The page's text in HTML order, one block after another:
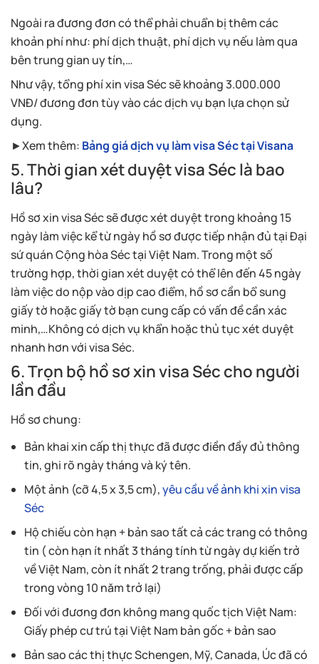
Ngoài ra đương đơn có thể phải chuẩn bị thêm các
khoản phí như: phí dịch thuật, phí dịch vụ nếu làm qua
bên trung gian uy tín,…
Như vậy, tổng phí xin visa Séc sẽ khoảng 3.000.000
VNĐ/ đương đơn tùy vào các dịch vụ bạn lựa chọn sử
dụng.
►Xem thêm: Bảng giá dịch vụ làm visa Séc tại Visana
5. Thời gian xét duyệt visa Séc là bao
lâu?
Hồ sơ xin visa Séc sẽ được xét duyệt trong khoảng 15
ngày làm việc kể từ ngày hồ sơ được tiếp nhận đủ tại Đại
sứ quán Cộng hòa Séc tại Việt Nam. Trong một số
trường hợp, thời gian xét duyệt có thể lên đến 45 ngày
làm việc do nộp vào dịp cao điểm, hồ sơ cần bổ sung
giấy tờ hoặc giấy tờ bạn cung cấp có vấn đề cần xác
minh,…Không có dịch vụ khẩn hoặc thủ tục xét duyệt
nhanh hơn với visa Séc.
6. Trọn bộ hồ sơ xin visa Séc cho người
lần đầu
Hồ sơ chung:
Bản khai xin cấp thị thực đã được điền đầy đủ thông
tin, ghi rõ ngày tháng và ký tên.
Một ảnh (cỡ 4,5 x 3,5 cm),yêu cầu về ảnh khi xin visa
Séc
Hộ chiếu còn hạn + bản sao tất cả các trang có thông
tin ( còn hạn ít nhất 3 tháng tính từ ngày dự kiến trở
về Việt Nam, còn ít nhất 2 trang trống, phải được cấp
trong vòng 10 năm trở lại)
Đối với đương đơn không mang quốc tịch Việt Nam:
Giấy phép cư trú tại Việt Nam bản gốc + bản sao
Bản sao các thị thực Schengen, Mỹ, Canada, Úc đã có